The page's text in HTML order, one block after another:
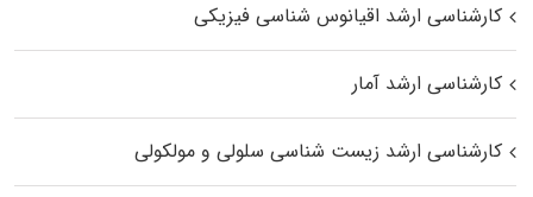
کارشناسی ارشد اقیانوس‌ شناسی فیزیکی
کارشناسی ارشد آمار
کارشناسی ارشد زیست شناسی سلولی و مولکولی